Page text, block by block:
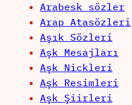
Arabesk sözler
Arap Atasözleri
Aşık Sözleri
Aşk Mesajları
Aşk Nickleri
Aşk Resimleri
Aşk Şiirleri